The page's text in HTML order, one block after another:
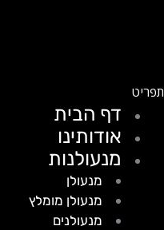
דף הבית
אודותינו
מנעולנות
מנעולן
מנעולן מומלץ
מנעולנים